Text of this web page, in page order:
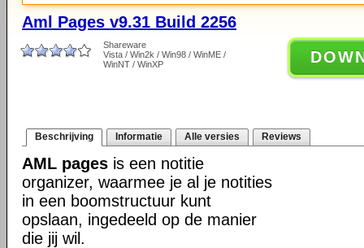
Aml Pages v9.31 Build 2256
Shareware
Vista / Win2k / Win98 / WinME /
WinNT / WinXP
Beschrijving Informatie Alle versies Reviews
AML pages is een notitie
organizer, waarmee je al je notities
in een boomstructuur kunt
opslaan, ingedeeld op de manier
die jij wil.